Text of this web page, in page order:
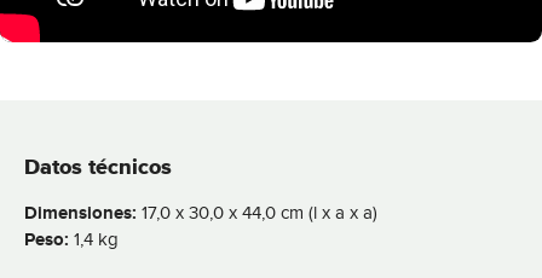
Datos técnicos
Dimensiones: 17,0 x 30,0 x 44,0 cm (l x a x a)
Peso: 1,4 kg